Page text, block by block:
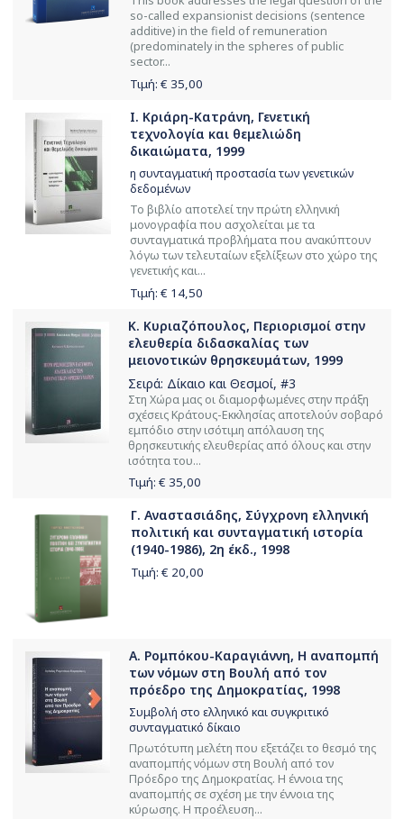
so-called expansionist decisions (sentence
additive) in the field of remuneration
(predominately in the spheres of public
sector...
Τιμή: € 35,00
Ι. Κριάρη-Κατράνη, Γενετική
τεχνολογία και θεμελιώδη
δικαιώματα, 1999
η συνταγματική προστασία των γενετικών
δεδομένων
Το βιβλίο αποτελεί την πρώτη ελληνική
μονογραφία που ασχολείται με τα
συνταγματικά προβλήματα που ανακύπτουν
λόγω των τελευταίων εξελίξεων στο χώρο της
γενετικής και...
Τιμή: € 14,50
Κ. Κυριαζόπουλος, Περιορισμοί στην
ελευθερία διδασκαλίας των
μειονοτικών θρησκευμάτων, 1999
Σειρά: Δίκαιο και Θεσμοί, #3
Στη Χώρα μας οι διαμορφωμένες στην πράξη
σχέσεις Κράτους-Εκκλησίας αποτελούν σοβαρό
εμπόδιο στην ισότιμη απόλαυση της
θρησκευτικής ελευθερίας από όλους και στην
ισότητα του...
Τιμή: € 35,00
Γ. Αναστασιάδης, Σύγχρονη ελληνική
πολιτική και συνταγματική ιστορία
(1940-1986), 2η έκδ., 1998
Τιμή: € 20,00
Α. Ρομπόκου-Καραγιάννη, Η αναπομπή
των νόμων στη Βουλή από τον
πρόεδρο της Δημοκρατίας, 1998
Συμβολή στο ελληνικό και συγκριτικό
συνταγματικό δίκαιο
Πρωτότυπη μελέτη που εξετάζει το θεσμό της
αναπομπής νόμων στη Βουλή από τον
Πρόεδρο της Δημοκρατίας. Η έννοια της
αναπομπής σε σχέση με την έννοια της
κύρωσης. Η προέλευση...